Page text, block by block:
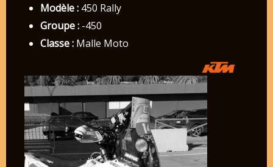
Modèle :450 Rally
Groupe :-450
Classe :Malle Moto